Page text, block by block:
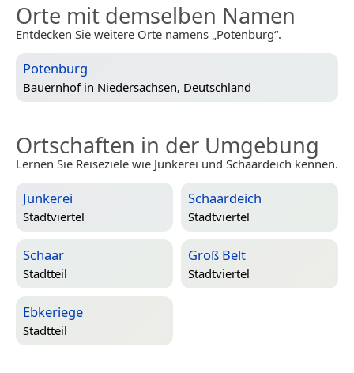
Orte mit demselben Namen
Entdecken Sie weitere Orte namens „Potenburg“.
Potenburg
Bauernhof in Niedersachsen, Deutschland
Ortschaften in der Umgebung
Lernen Sie Reiseziele wie Junkerei und Schaardeich kennen.
Junkerei
Stadtviertel
Schaardeich
Stadtviertel
Schaar
Stadtteil
Groß Belt
Stadtviertel
Ebkeriege
Stadtteil